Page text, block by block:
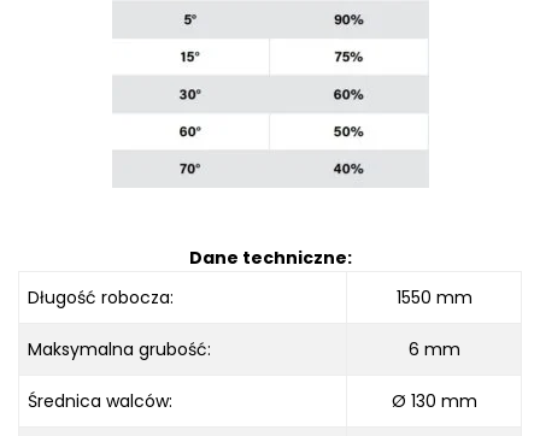
Dane techniczne:
Długość robocza: 1550 mm
Maksymalna grubość: 6 mm
Średnica walców: Ø 130 mm